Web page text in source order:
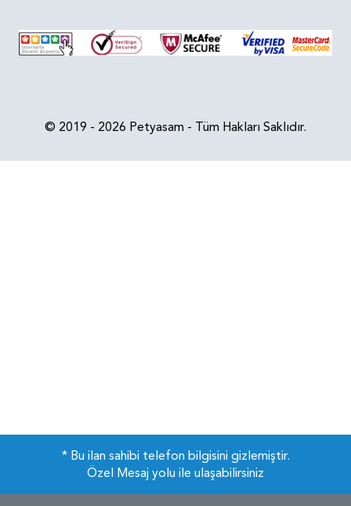
ÇerezlerSitemizi kullandığınız sürece çerez politikasını kabul etmiş
* Bu ilan sahibi telefon bilgisini gizlemiştir.
Özel Mesaj yolu ile ulaşabilirsiniz
© 2019 - 2026 Petyasam - Tüm Hakları Saklıdır.